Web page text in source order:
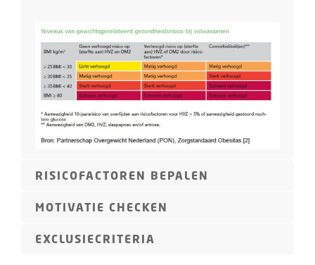
RISICOFACTOREN BEPALEN
MOTIVATIE CHECKEN
EXCLUSIECRITERIA